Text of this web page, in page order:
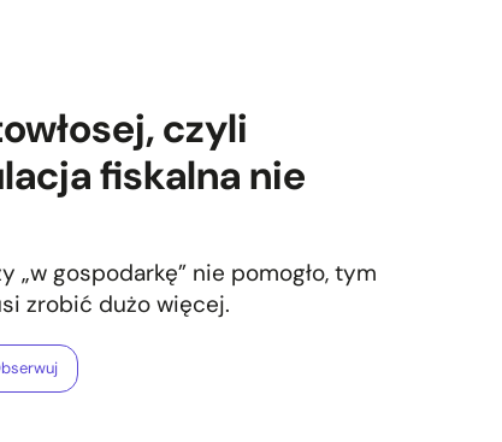
czyli
fiskalna nie
gospodarkę” nie pomogło, tym
zrobić dużo więcej.